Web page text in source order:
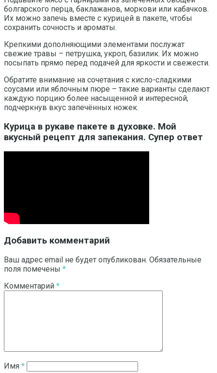
болгарского перца, баклажанов, моркови или кабачков.
Их можно запечь вместе с курицей в пакете, чтобы
сохранить сочность и ароматы.
Крепкими дополняющими элементами послужат
свежие травы – петрушка, укроп, базилик. Их можно
посыпать прямо перед подачей для яркости и свежести.
Обратите внимание на сочетания с кисло-сладкими
соусами или яблочным пюре – такие варианты сделают
каждую порцию более насыщенной и интересной,
подчеркнув вкус запечённых ножек.
Курица в рукаве пакете в духовке. Мой
вкусный рецепт для запекания. Супер ответ
Добавить комментарий
Ваш адрес email не будет опубликован. Обязательные
поля помечены *
Комментарий *
Имя *